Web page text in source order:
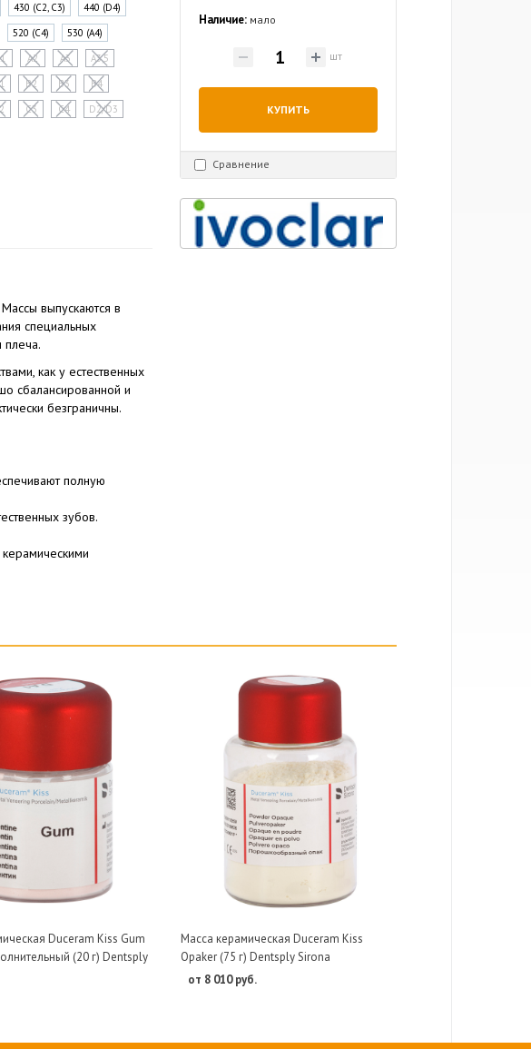
430 (C2, C3)
440 (D4)
520 (C4)
530 (A4)
A2 A3
A3,5
B2 B3
B4
C3 C4
D2/D3
Наличие: мало
шт
КУПИТЬ
Сравнение
выпускаются в
специальных
плеча.
как у естественных
сбалансированной и
безграничны.
полную
зубов.
Duceram Kiss Gum
(20 г) Dentsply
Масса керамическая Duceram Kiss
Opaker (75 г) Dentsply Sirona
от 8 010 руб.